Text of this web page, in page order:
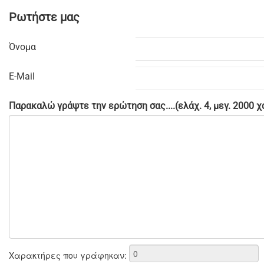
Ρωτήστε μας
Όνομα
E-Mail
Παρακαλώ γράψτε την ερώτηση σας....(ελάχ. 4, μεγ. 2000
Χαρακτήρες που γράφηκαν: